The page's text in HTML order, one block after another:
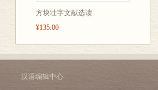
方块壮字文献选读
¥135.00
汉语编辑中心